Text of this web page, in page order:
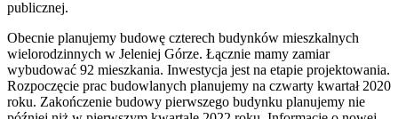
publicznej.
Obecnie planujemy budowę czterech budynków mieszkalnych
wielorodzinnych w Jeleniej Górze. Łącznie mamy zamiar
wybudować 92 mieszkania. Inwestycja jest na etapie projektowania.
Rozpoczęcie prac budowlanych planujemy na czwarty kwartał 2020
roku. Zakończenie budowy pierwszego budynku planujemy nie